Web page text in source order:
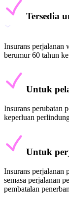
Tersedia
Insurans perjalanan
berumur 60 tahun ke
Untuk
Insurans perubatan
keperluan
Untuk
Insurans perjalanan
semasa perjalanan
pembatalan